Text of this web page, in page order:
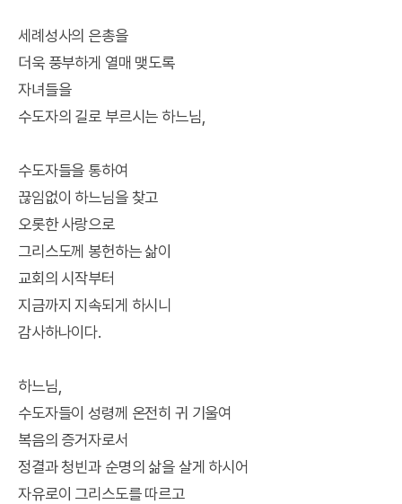
세례성사의 은총을
더욱 풍부하게 열매 맺도록
자녀들을
수도자의 길로 부르시는 하느님,
수도자들을 통하여
끊임없이 하느님을 찾고
오롯한 사랑으로
그리스도께 봉헌하는 삶이
교회의 시작부터
지금까지 지속되게 하시니
감사하나이다.
하느님,
수도자들이 성령께 온전히 귀 기울여
복음의 증거자로서
정결과 청빈과 순명의 삶을 살게 하시어
자유로이 그리스도를 따르고